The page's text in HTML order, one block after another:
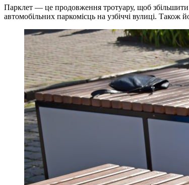
Парклет — це продовження тротуару, щоб збільшити
автомобільних паркомісць на узбіччі вулиці.